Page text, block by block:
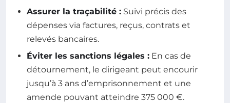
Assurer la traçabilité : Suivi précis des
dépenses via factures, reçus, contrats et
relevés bancaires.
Éviter les sanctions légales : En cas de
détournement, le dirigeant peut encourir
jusqu’à 3 ans d’emprisonnement et une
amende pouvant atteindre 375 000 €.